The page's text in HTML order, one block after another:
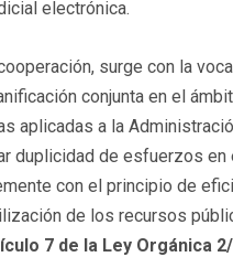
electrónica.
surge con la
conjunta en el
aplicadas a la
duplicidad de esfuerzos en
con el principio de
de los recursos
7 de la Ley Orgánica